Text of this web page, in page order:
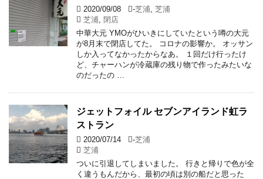
2020/09/08 -芝浦 芝浦
芝浦
閉店
中華大元 YMOがひいきにしていたという噂の大元
が8月末で閉店してた。 コロナの影響か。 オッサン
しか入ってなかったからなあ。 １回だけ行ったけ
ど、チャーハンが冷蔵庫の残り物で作ったみたいな
のだったの …
ジェットフォイル セブンアイランド虹ラ
ストラン
2020/07/14 -芝浦
芝浦
ついに引退してしまいました。 行きと帰りで色が全
く違うもんだから、最初の頃は別の船だと思った